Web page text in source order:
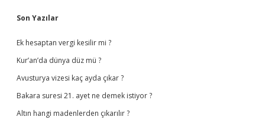
Sidebar
Son Yazılar
Ek hesaptan vergi kesilir mi ?
Kur’an’da dünya düz mü ?
Avusturya vizesi kaç ayda çıkar ?
Bakara suresi 21. ayet ne demek istiyor ?
Altın hangi madenlerden çıkarılır ?